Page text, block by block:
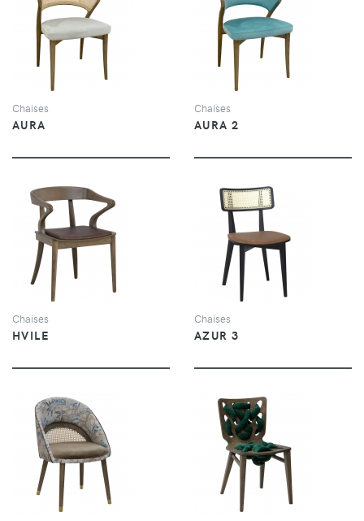
VUE
Chaises
AURA
VUE
Chaises
AURA 2
VUE
Chaises
HVILE
VUE
Chaises
AZUR 3
VUE VUE